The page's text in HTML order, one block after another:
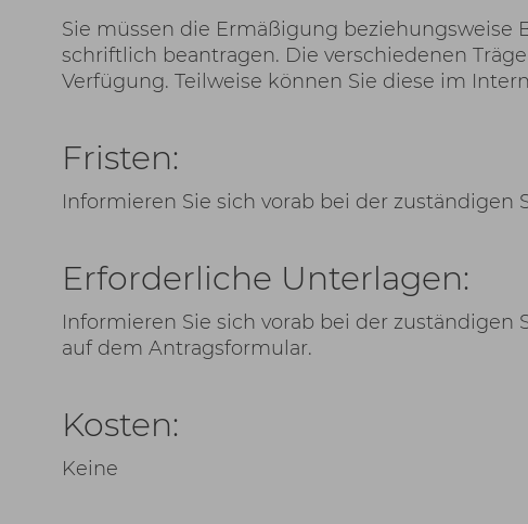
Sie müssen die Ermäßigung
schriftlich beantragen. Die verschiedenen
Verfügung. Teilweise können Sie diese im
Fristen:
Informieren Sie sich vorab bei der zuständigen
Erforderliche Unterlagen:
Informieren Sie sich vorab bei der
auf dem Antragsformular.
Kosten:
Keine